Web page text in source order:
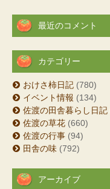
最近のコメント
カテゴリー
おけさ柿日記 (780)
イベント情報 (134)
佐渡の田舎暮らし日記
佐渡の草花 (660)
佐渡の行事 (94)
田舎の味 (792)
アーカイブ